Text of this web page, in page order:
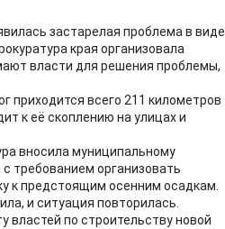
застарелая проблема в виде
края организовала
власти для решения проблемы,
приходится всего 211 километров
к её скоплению на улицах и
вносила муниципальному
требованием организовать
к предстоящим осенним осадкам.
и ситуация повторилась.
властей по строительству новой